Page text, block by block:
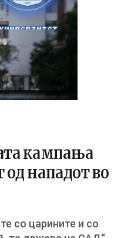
кампања
од нападот во
со царините и со